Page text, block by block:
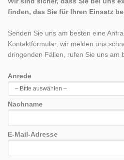
finden, das Sie für Ihren Einsatz
Senden Sie uns am besten eine
Kontaktformular, wir melden uns
dringenden Fällen, rufen Sie uns am
Anrede
Nachname
E-Mail-Adresse